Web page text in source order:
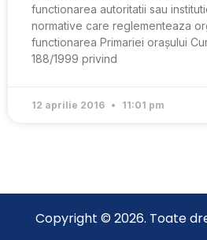
functionarea autoritatii sau
normative care reglementeaza
functionarea Primariei orașului
188/1999 privind
12 aprilie 2016 11:01 pm
Copyright © 2026. Toate